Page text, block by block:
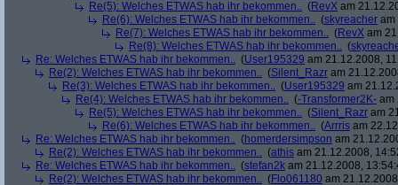
Re(5): Welches ETWAS hab ihr bekommen.. (RevX am
Re(6): Welches ETWAS hab ihr bekommen.. (skyreacher am
Re(7): Welches ETWAS hab ihr bekommen.. (RevX am
Re(8): Welches ETWAS hab ihr bekommen.. (
Re: Welches ETWAS hab ihr bekommen.. (User195329 am 21.12.2008,
Re(2): Welches ETWAS hab ihr bekommen.. (Silent_Razr am
Re(3): Welches ETWAS hab ihr bekommen.. (User195329 am
Re(4): Welches ETWAS hab ihr bekommen.. (-Transformer2K- am
Re(5): Welches ETWAS hab ihr bekommen.. (Silent_Razr am
Re(6): Welches ETWAS hab ihr bekommen.. (Arrris am
Re: Welches ETWAS hab ihr bekommen.. (homerdersimpson am
Re(2): Welches ETWAS hab ihr bekommen.. (athis am 21.12.2008,
Re: Welches ETWAS hab ihr bekommen.. (stefan2k am 21.12.2008,
Re(2): Welches ETWAS hab ihr bekommen.. (Flo061180 am